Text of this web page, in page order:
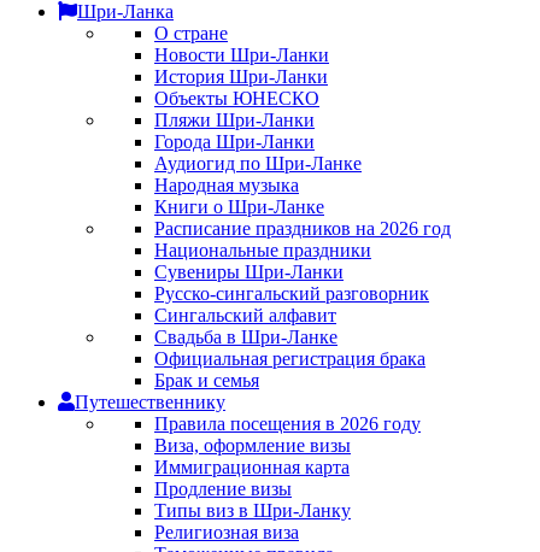
Шри-Ланка
О стране
Новости Шри-Ланки
История Шри-Ланки
Объекты ЮНЕСКО
Пляжи Шри-Ланки
Города Шри-Ланки
Аудиогид по Шри-Ланке
Народная музыка
Книги о Шри-Ланке
Расписание праздников на 2026 год
Национальные праздники
Сувениры Шри-Ланки
Русско-сингальский разговорник
Сингальский алфавит
Свадьба в Шри-Ланке
Официальная регистрация брака
Брак и семья
Путешественнику
Правила посещения в 2026 году
Виза, оформление визы
Иммиграционная карта
Продление визы
Типы виз в Шри-Ланку
Религиозная виза